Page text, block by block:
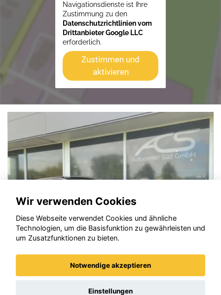
Navigationsdienste ist Ihre
Zustimmung zu den
Datenschutzrichtlinien vom
Drittanbieter Google LLC
erforderlich.
Zustimmen und
aktivieren
Opel Corsa
Wir verwenden Cookies
Diese Webseite verwendet Cookies und ähnliche
Technologien, um die Basisfunktion zu gewährleisten und
um Zusatzfunktionen zu bieten.
Notwendige akzeptieren
Einstellungen